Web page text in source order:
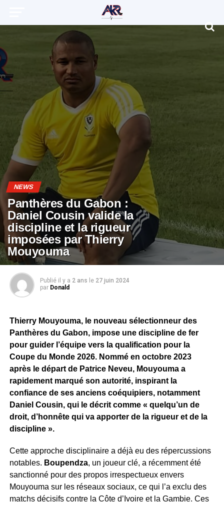
NEWS
Panthères du Gabon :
Daniel Cousin valide la
discipline et la rigueur
imposées par Thierry
Mouyouma
Publié il y a 2 ans le 27 juin 2024
par Donald
Thierry Mouyouma, le nouveau sélectionneur des
Panthères du Gabon, impose une discipline de fer
pour guider l’équipe vers la qualification pour la
Coupe du Monde 2026. Nommé en octobre 2023
après le départ de Patrice Neveu, Mouyouma a
rapidement marqué son autorité, inspirant la
confiance de ses anciens coéquipiers, notamment
Daniel Cousin, qui le décrit comme « quelqu’un de
droit, d’honnête qui va apporter de la rigueur et de la
discipline ».
Cette approche disciplinaire a déjà eu des répercussions
notables. Boupendza, un joueur clé, a récemment été
sanctionné pour des propos irrespectueux envers
Mouyouma sur les réseaux sociaux, ce qui l’a exclu des
matchs décisifs contre la Côte d’Ivoire et la Gambie. Ces